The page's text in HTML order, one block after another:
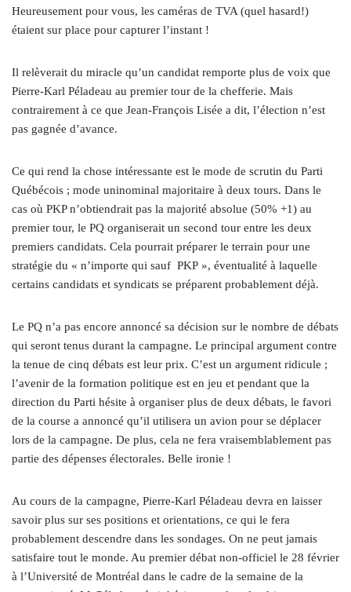
Heureusement pour vous, les caméras de TVA (quel hasard!)
étaient sur place pour capturer l’instant !
Il relèverait du miracle qu’un candidat remporte plus de voix que
Pierre-Karl Péladeau au premier tour de la chefferie. Mais
contrairement à ce que Jean-François Lisée a dit, l’élection n’est
pas gagnée d’avance.
Ce qui rend la chose intéressante est le mode de scrutin du Parti
Québécois ; mode uninominal majoritaire à deux tours. Dans le
cas où PKP n’obtiendrait pas la majorité absolue (50% +1) au
premier tour, le PQ organiserait un second tour entre les deux
premiers candidats. Cela pourrait préparer le terrain pour une
stratégie du « n’importe qui sauf PKP », éventualité à laquelle
certains candidats et syndicats se préparent probablement déjà.
Le PQ n’a pas encore annoncé sa décision sur le nombre de débats
qui seront tenus durant la campagne. Le principal argument contre
la tenue de cinq débats est leur prix. C’est un argument ridicule ;
l’avenir de la formation politique est en jeu et pendant que la
direction du Parti hésite à organiser plus de deux débats, le favori
de la course a annoncé qu’il utilisera un avion pour se déplacer
lors de la campagne. De plus, cela ne fera vraisemblablement pas
partie des dépenses électorales. Belle ironie !
Au cours de la campagne, Pierre-Karl Péladeau devra en laisser
savoir plus sur ses positions et orientations, ce qui le fera
probablement descendre dans les sondages. On ne peut jamais
satisfaire tout le monde. Au premier débat non-officiel le 28 février
à l’Université de Montréal dans le cadre de la semaine de la